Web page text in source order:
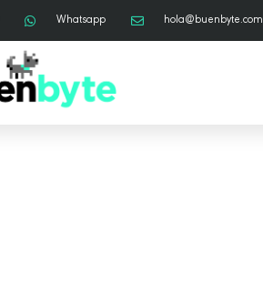
Whatsapp hola@buenbyte.com